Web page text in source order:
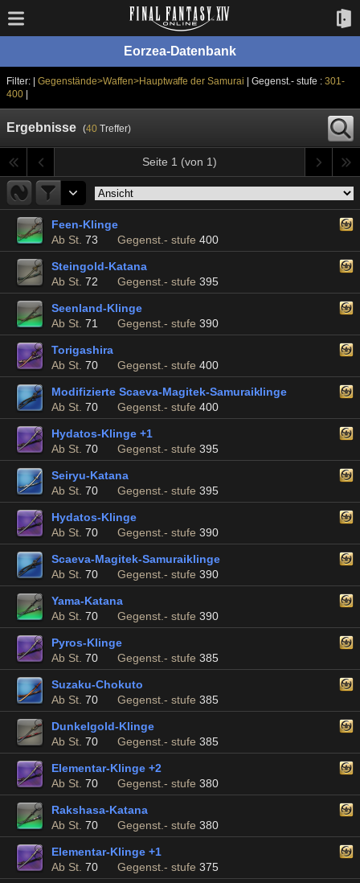
Eorzea-Datenbank
Filter: | Gegenstände>Waffen>Hauptwaffe der Samurai | Gegenst.- stufe : 301-
400|
Ergebnisse (40Treffer)
Seite 1 (von 1)
Feen-Klinge
Ab St. 73 Gegenst.- stufe 400
Steingold-Katana
Ab St. 72 Gegenst.- stufe 395
Seenland-Klinge
Ab St. 71 Gegenst.- stufe 390
Torigashira
Ab St. 70 Gegenst.- stufe 400
Modifizierte Scaeva-Magitek-Samuraiklinge
Ab St. 70 Gegenst.- stufe 400
Hydatos-Klinge +1
Ab St. 70 Gegenst.- stufe 395
Seiryu-Katana
Ab St. 70 Gegenst.- stufe 395
Hydatos-Klinge
Ab St. 70 Gegenst.- stufe 390
Scaeva-Magitek-Samuraiklinge
Ab St. 70 Gegenst.- stufe 390
Yama-Katana
Ab St. 70 Gegenst.- stufe 390
Pyros-Klinge
Ab St. 70 Gegenst.- stufe 385
Suzaku-Chokuto
Ab St. 70 Gegenst.- stufe 385
Dunkelgold-Klinge
Ab St. 70 Gegenst.- stufe 385
Elementar-Klinge +2
Ab St. 70 Gegenst.- stufe 380
Rakshasa-Katana
Ab St. 70 Gegenst.- stufe 380
Elementar-Klinge +1
Ab St. 70 Gegenst.- stufe 375